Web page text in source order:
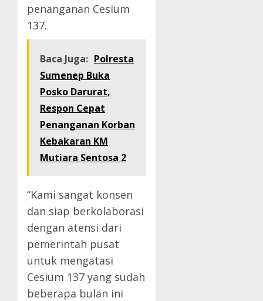
penanganan Cesium
137.
Baca Juga: Polresta
Sumenep Buka
Posko Darurat,
Respon Cepat
Penanganan Korban
Kebakaran KM
Mutiara Sentosa 2
“Kami sangat konsen
dan siap berkolaborasi
dengan atensi dari
pemerintah pusat
untuk mengatasi
Cesium 137 yang sudah
beberapa bulan ini